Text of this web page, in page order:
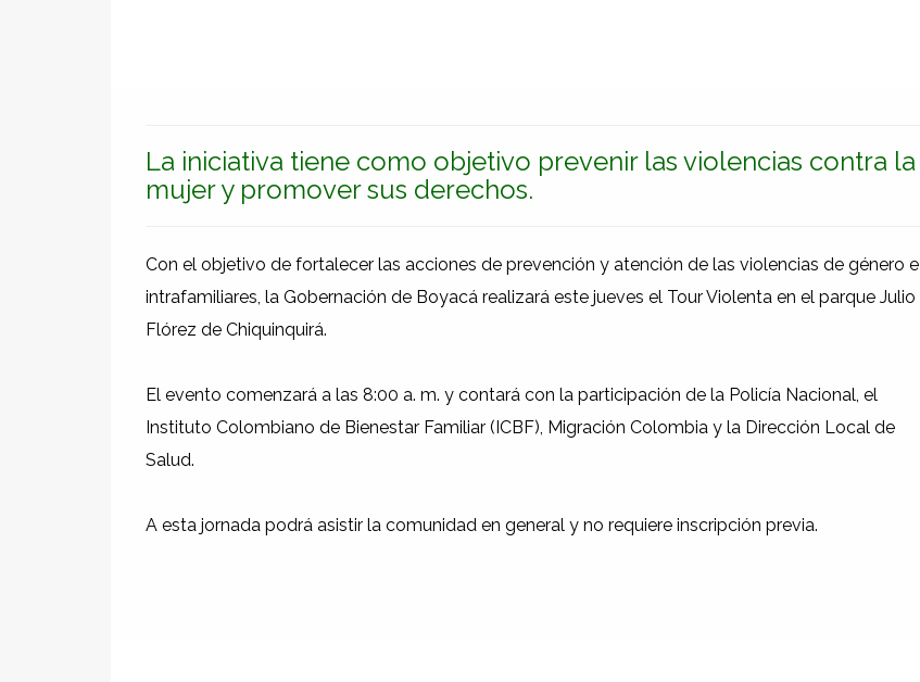
La iniciativa tiene como objetivo prevenir las violencias contra la
mujer y promover sus derechos.
Con el objetivo de fortalecer las acciones de prevención y atención de las violencias de género e
intrafamiliares, la Gobernación de Boyacá realizará este jueves el Tour Violenta en el parque Julio
Flórez de Chiquinquirá.
El evento comenzará a las 8:00 a. m. y contará con la participación de la Policía Nacional, el
Instituto Colombiano de Bienestar Familiar (ICBF), Migración Colombia y la Dirección Local de
Salud.
A esta jornada podrá asistir la comunidad en general y no requiere inscripción previa.